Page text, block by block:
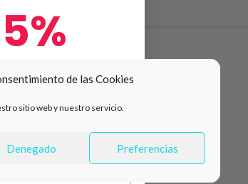
de las Cookies
sitio web y nuestro servicio.
Denegado Preferencias
en tu primera